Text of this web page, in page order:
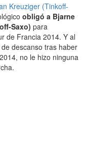
Kreuziger (Tinkoff-
obligó a Bjarne
Saxo) para
de Francia 2014. Y al
descanso tras haber
no le hizo ninguna